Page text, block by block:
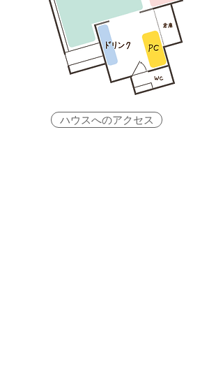
ハウスへのアクセス